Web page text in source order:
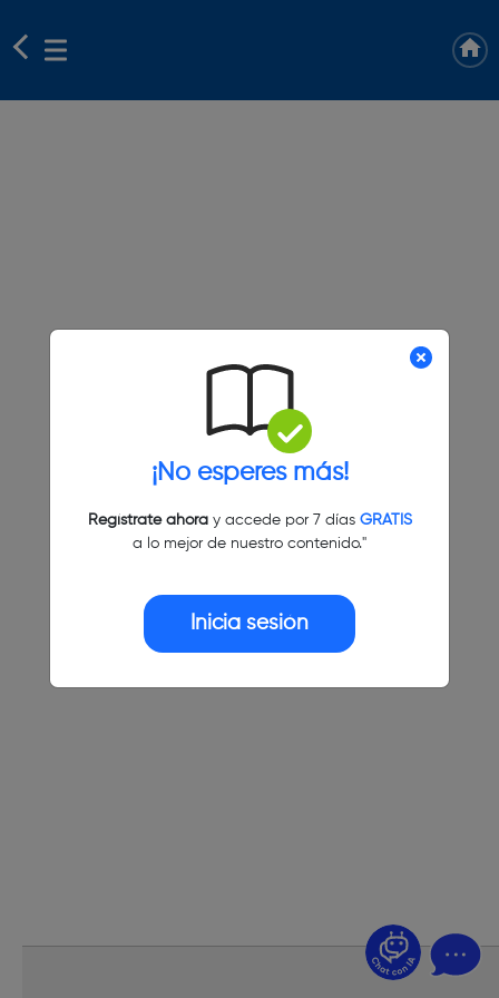
¡No esperes más!
Regístrate ahoray accede por 7 días GRATIS
a lo mejor de nuestro contenido."
Inicia sesión